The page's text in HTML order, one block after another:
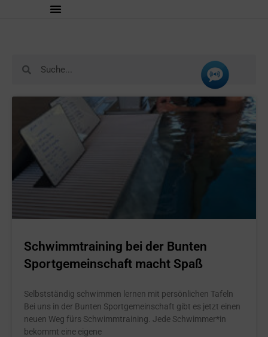
Schwimmtraining bei der Bunten
Sportgemeinschaft macht Spaß
Selbstständig schwimmen lernen mit persönlichen Tafeln
Bei uns in der Bunten Sportgemeinschaft gibt es jetzt einen
neuen Weg fürs Schwimmtraining. Jede Schwimmer*in
bekommt eine eigene